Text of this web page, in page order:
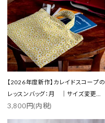
【2026年度新作】カレイドスコープの
レッスンバッグ：月 ｜サイズ変更対
応
3,800円(内税)